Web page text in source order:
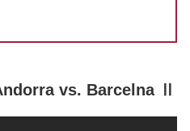
vs. Barcelna Ⅱ